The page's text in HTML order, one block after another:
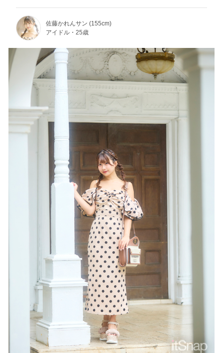
佐藤かれんサン (155cm)
アイドル・25歳